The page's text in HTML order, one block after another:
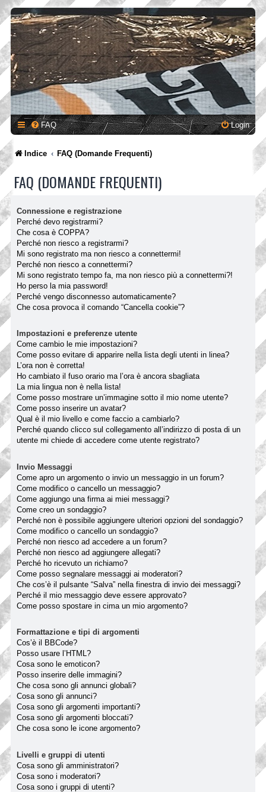
FAQ Login
Indice FAQ (Domande Frequenti)
FAQ (DOMANDE FREQUENTI)
Connessione e registrazione
Perché devo registrarmi?
Che cosa è COPPA?
Perché non riesco a registrarmi?
Mi sono registrato ma non riesco a connettermi!
Perché non riesco a connettermi?
Mi sono registrato tempo fa, ma non riesco più a connettermi?!
Ho perso la mia password!
Perché vengo disconnesso automaticamente?
Che cosa provoca il comando “Cancella cookie”?
Impostazioni e preferenze utente
Come cambio le mie impostazioni?
Come posso evitare di apparire nella lista degli utenti in linea?
L’ora non è corretta!
Ho cambiato il fuso orario ma l’ora è ancora sbagliata
La mia lingua non è nella lista!
Come posso mostrare un’immagine sotto il mio nome utente?
Come posso inserire un avatar?
Qual è il mio livello e come faccio a cambiarlo?
Perché quando clicco sul collegamento all’indirizzo di posta di un
utente mi chiede di accedere come utente registrato?
Invio Messaggi
Come apro un argomento o invio un messaggio in un forum?
Come modifico o cancello un messaggio?
Come aggiungo una firma ai miei messaggi?
Come creo un sondaggio?
Perché non è possibile aggiungere ulteriori opzioni del sondaggio?
Come modifico o cancello un sondaggio?
Perché non riesco ad accedere a un forum?
Perché non riesco ad aggiungere allegati?
Perché ho ricevuto un richiamo?
Come posso segnalare messaggi ai moderatori?
Che cos’è il pulsante “Salva” nella finestra di invio dei messaggi?
Perché il mio messaggio deve essere approvato?
Come posso spostare in cima un mio argomento?
Formattazione e tipi di argomenti
Cos’è il BBCode?
Posso usare l’HTML?
Cosa sono le emoticon?
Posso inserire delle immagini?
Che cosa sono gli annunci globali?
Cosa sono gli annunci?
Cosa sono gli argomenti importanti?
Cosa sono gli argomenti bloccati?
Che cosa sono le icone argomento?
Livelli e gruppi di utenti
Cosa sono gli amministratori?
Cosa sono i moderatori?
Cosa sono i gruppi di utenti?